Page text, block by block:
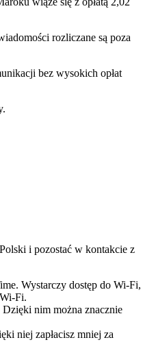
rozliczane są poza
bez wysokich opłat
i pozostać w kontakcie z
Wystarczy dostęp do Wi-Fi,
Fi.
nim można znacznie
niej zapłacisz mniej za